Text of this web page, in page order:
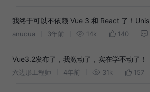
我终于可以不依赖 Vue 3 和 React 了！
持 SSR
anuoua 3年前 14k 140
Vue3.2发布了，我激动了，实在学不动了！
六边形工程师 4年前 31k 157